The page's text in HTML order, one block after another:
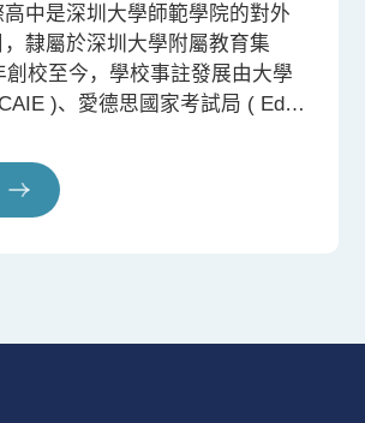
中是深圳大學師範學院的對外
，隸屬於深圳大學附屬教育集
創校至今，學校事註發展由大學
)、愛德思國家考試局 ( Edex
Level 課程。並提供 ACT 、雅思
際考試的專業輔導培訓，更進
生的國際競爭力。學校擁有一流